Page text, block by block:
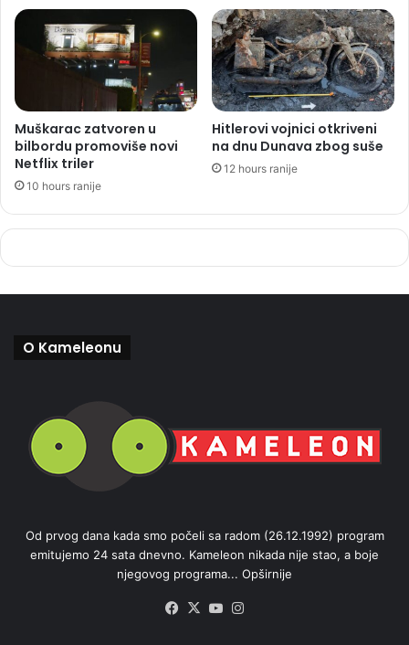
Muškarac zatvoren u
bilbordu promoviše novi
Netflix triler
10 hours ranije
Hitlerovi vojnici otkriveni
na dnu Dunava zbog suše
12 hours ranije
O Kameleonu
Od prvog dana kada smo počeli sa radom (26.12.1992) program
emitujemo 24 sata dnevno. Kameleon nikada nije stao, a boje
njegovog programa... Opširnije
Facebook
X YouTube